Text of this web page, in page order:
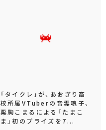
「タイクレ」が、あおぎり高
校所属VTuberの音霊魂子、
栗駒こまるによる「たまこ
ま」初のプライズを7...